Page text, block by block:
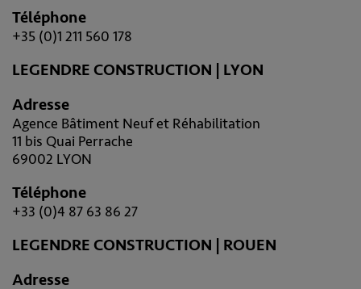
Téléphone
+35 (0)1 211 560 178
LEGENDRE CONSTRUCTION | LYON
Adresse
Agence Bâtiment Neuf et Réhabilitation
11 bis Quai Perrache
69002 LYON
Téléphone
+33 (0)4 87 63 86 27
LEGENDRE CONSTRUCTION | ROUEN
Adresse